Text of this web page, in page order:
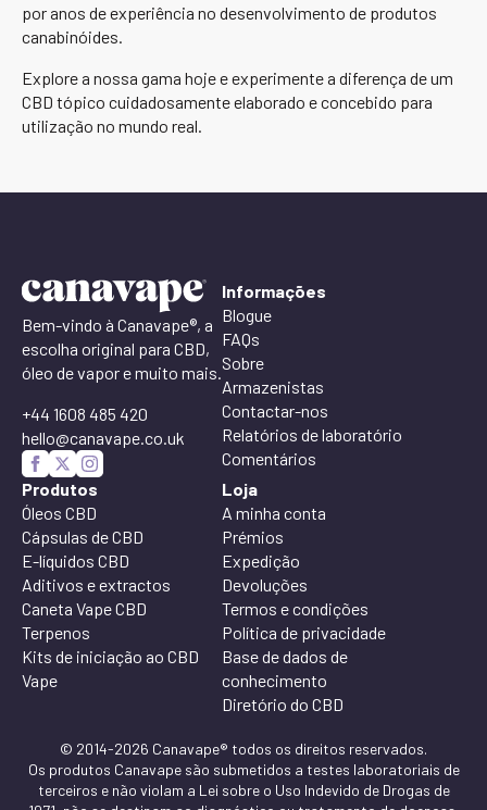
por anos de experiência no desenvolvimento de produtos
canabinóides.
Explore a nossa gama hoje e experimente a diferença de um
CBD tópico cuidadosamente elaborado e concebido para
utilização no mundo real.
Bem-vindo à Canavape®, a
escolha original para CBD,
óleo de vapor e muito mais.
+44 1608 485 420
hello@canavape.co.uk
Informações
Blogue
FAQs
Sobre
Armazenistas
Contactar-nos
Relatórios de laboratório
Comentários
Produtos
Óleos CBD
Cápsulas de CBD
E-líquidos CBD
Aditivos e extractos
Caneta Vape CBD
Terpenos
Kits de iniciação ao CBD
Vape
Loja
A minha conta
Prémios
Expedição
Devoluções
Termos e condições
Política de privacidade
Base de dados de
conhecimento
Diretório do CBD
© 2014-2026 Canavape® todos os direitos reservados.
Os produtos Canavape são submetidos a testes laboratoriais de
terceiros e não violam a Lei sobre o Uso Indevido de Drogas de